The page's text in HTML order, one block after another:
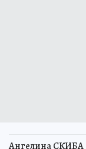
Ангелина СКИБА